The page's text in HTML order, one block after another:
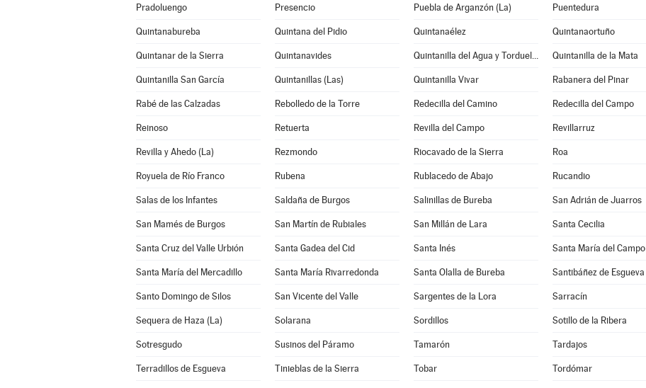
Pradoluengo Presencio Puebla de Arganzón (La) Puentedura
Quintanabureba Quintana del Pidio Quintanaélez Quintanaortuño
Quintanar de la Sierra Quintanavides Quintanilla del Agua y Tordueles Quintanilla de la Mata
Quintanilla San García Quintanillas (Las) Quintanilla Vivar Rabanera del Pinar
Rabé de las Calzadas Rebolledo de la Torre Redecilla del Camino Redecilla del Campo
Reinoso Retuerta Revilla del Campo Revillarruz
Revilla y Ahedo (La) Rezmondo Riocavado de la Sierra Roa
Royuela de Río Franco Rubena Rublacedo de Abajo Rucandio
Salas de los Infantes Saldaña de Burgos Salinillas de Bureba San Adrián de Juarros
San Mamés de Burgos San Martín de Rubiales San Millán de Lara Santa Cecilia
Santa Cruz del Valle Urbión Santa Gadea del Cid Santa Inés Santa María del Campo
Santa María del Mercadillo Santa María Rivarredonda Santa Olalla de Bureba Santibáñez de Esgueva
Santo Domingo de Silos San Vicente del Valle Sargentes de la Lora Sarracín
Sequera de Haza (La) Solarana Sordillos Sotillo de la Ribera
Sotresgudo Susinos del Páramo Tamarón Tardajos
Terradillos de Esgueva Tinieblas de la Sierra Tobar Tordómar